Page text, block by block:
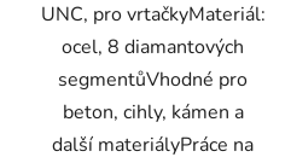
UNC, pro vrtačkyMateriál:
ocel, 8 diamantových
segmentůVhodné pro
beton, cihly, kámen a
další materiályPráce na